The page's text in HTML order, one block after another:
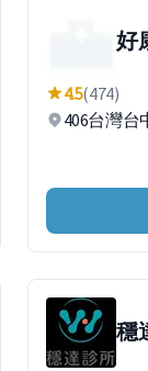
好
4.5(474)
406台灣台
穩